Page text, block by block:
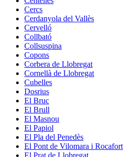
Cercs
Cerdanyola del Vallès
Cervelló
Collbató
Collsuspina
Copons
Corbera de Llobregat
Cornellà de Llobregat
Cubelles
Dosrius
El Bruc
El Brull
El Masnou
El Papiol
El Pla del Penedès
El Pont de Vilomara i Rocafort
El Prat de Llobregat